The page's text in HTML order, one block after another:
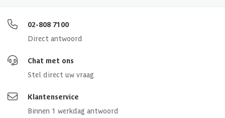
02-808 7100
Direct antwoord
Chat met ons
Stel direct uw vraag
Klantenservice
Binnen 1 werkdag antwoord